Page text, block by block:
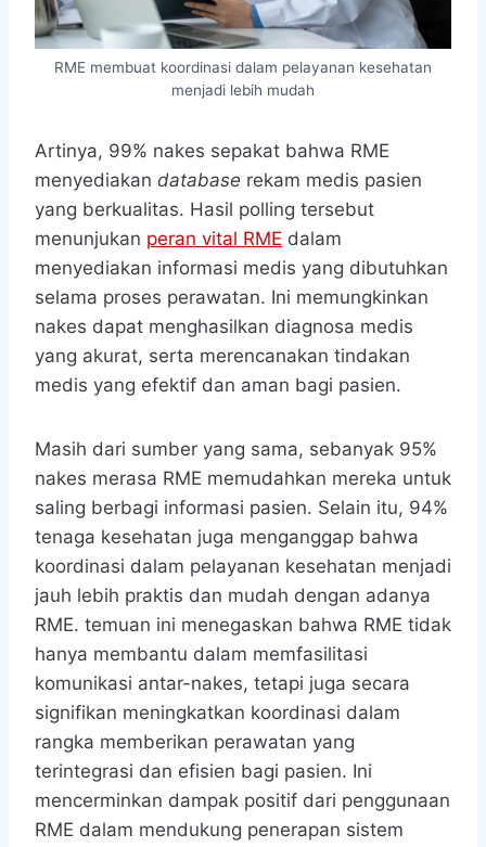
RME membuat koordinasi dalam pelayanan kesehatan
menjadi lebih mudah
Artinya, 99% nakes sepakat bahwa RME
menyediakan database rekam medis pasien
yang berkualitas. Hasil polling tersebut
menunjukan peran vital RME dalam
menyediakan informasi medis yang dibutuhkan
selama proses perawatan. Ini memungkinkan
nakes dapat menghasilkan diagnosa medis
yang akurat, serta merencanakan tindakan
medis yang efektif dan aman bagi pasien.
Masih dari sumber yang sama, sebanyak 95%
nakes merasa RME memudahkan mereka untuk
saling berbagi informasi pasien. Selain itu, 94%
tenaga kesehatan juga menganggap bahwa
koordinasi dalam pelayanan kesehatan menjadi
jauh lebih praktis dan mudah dengan adanya
RME. temuan ini menegaskan bahwa RME tidak
hanya membantu dalam memfasilitasi
komunikasi antar-nakes, tetapi juga secara
signifikan meningkatkan koordinasi dalam
rangka memberikan perawatan yang
terintegrasi dan efisien bagi pasien. Ini
mencerminkan dampak positif dari penggunaan
RME dalam mendukung penerapan sistem